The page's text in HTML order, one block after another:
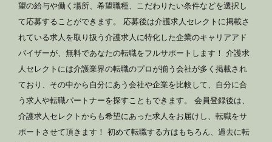
望の給与や働く場所、希望職種、こだわりたい条件などを選択し
て応募することができます。 応募後は介護求人セレクトに掲載さ
れている求人を取り扱う介護求人に特化した企業のキャリアアド
バイザーが、無料であなたの転職をフルサポートします！ 介護求
人セレクトには介護業界の転職のプロが揃う会社が多く掲載され
ており、その中から自分にあう会社や企業を比較して、自分に合
う求人や転職パートナーを探すこともできます。 会員登録後は、
介護求人セレクトからも希望にあった求人をお届けし、転職をサ
ポートさせて頂きます！ 初めて転職する方はもちろん、過去に転